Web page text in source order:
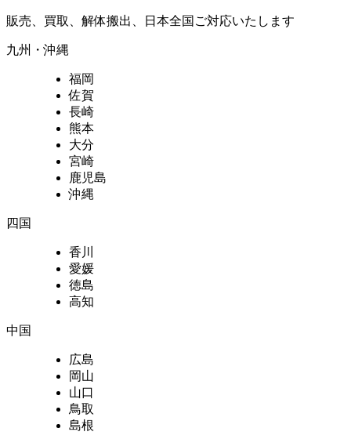
販売、買取、解体搬出、日本全国ご対応いたします
九州・沖縄
福岡
佐賀
長崎
熊本
大分
宮崎
鹿児島
沖縄
四国
香川
愛媛
徳島
高知
中国
広島
岡山
山口
鳥取
島根